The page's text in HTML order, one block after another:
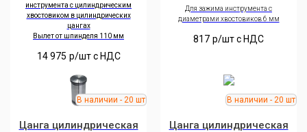
инструмента с цилиндрическим
хвостовиком в цилиндрических
цангах
Вылет от шпинделя 110 мм
14 975 р/шт c НДС
Для зажима инструмента с
диаметрами хвостовиков 6 мм
817 р/шт c НДС
Цанга цилиндрическая
Цанга цилиндрическая